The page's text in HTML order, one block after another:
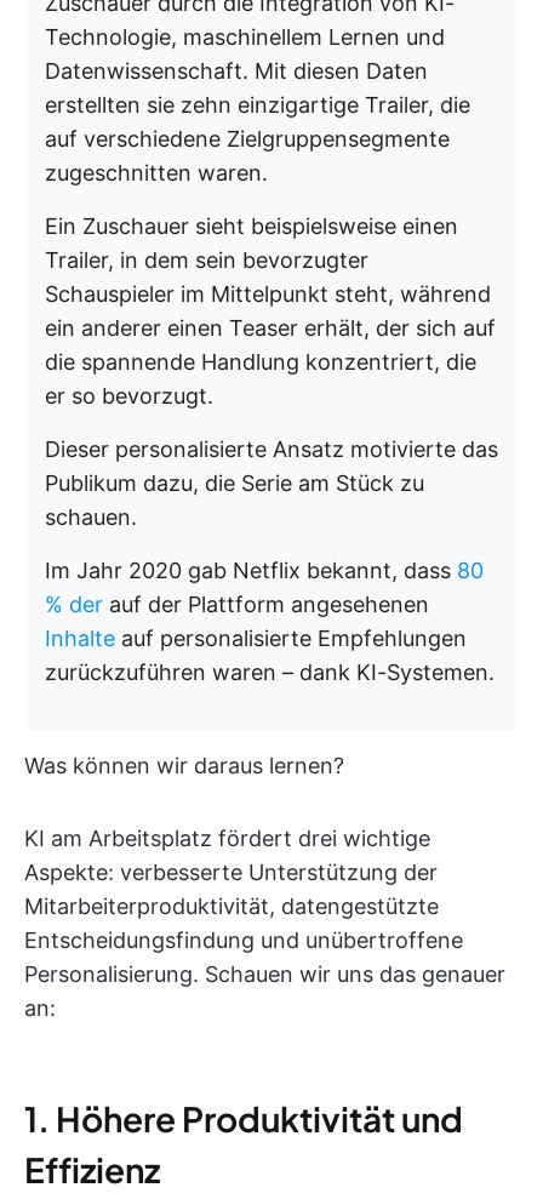
Technologie, maschinellem Lernen und
Datenwissenschaft. Mit diesen Daten
erstellten sie zehn einzigartige Trailer, die
auf verschiedene Zielgruppensegmente
zugeschnitten waren.
Ein Zuschauer sieht beispielsweise einen
Trailer, in dem sein bevorzugter
Schauspieler im Mittelpunkt steht, während
ein anderer einen Teaser erhält, der sich auf
die spannende Handlung konzentriert, die
er so bevorzugt.
Dieser personalisierte Ansatz motivierte das
Publikum dazu, die Serie am Stück zu
schauen.
Im Jahr 2020 gab Netflix bekannt, dass 80
% der auf der Plattform angesehenen
Inhalte auf personalisierte Empfehlungen
zurückzuführen waren – dank KI-Systemen.
Was können wir daraus lernen?
KI am Arbeitsplatz fördert drei wichtige
Aspekte: verbesserte Unterstützung der
Mitarbeiterproduktivität, datengestützte
Entscheidungsfindung und unübertroffene
Personalisierung. Schauen wir uns das genauer
an:
1. Höhere Produktivität und
Effizienz